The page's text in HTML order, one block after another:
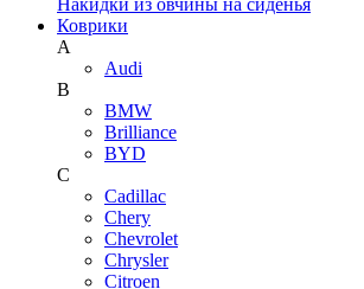
Накидки из овчины на сиденья
Коврики
A
Audi
B
BMW
Brilliance
BYD
C
Cadillac
Chery
Chevrolet
Chrysler
Citroen